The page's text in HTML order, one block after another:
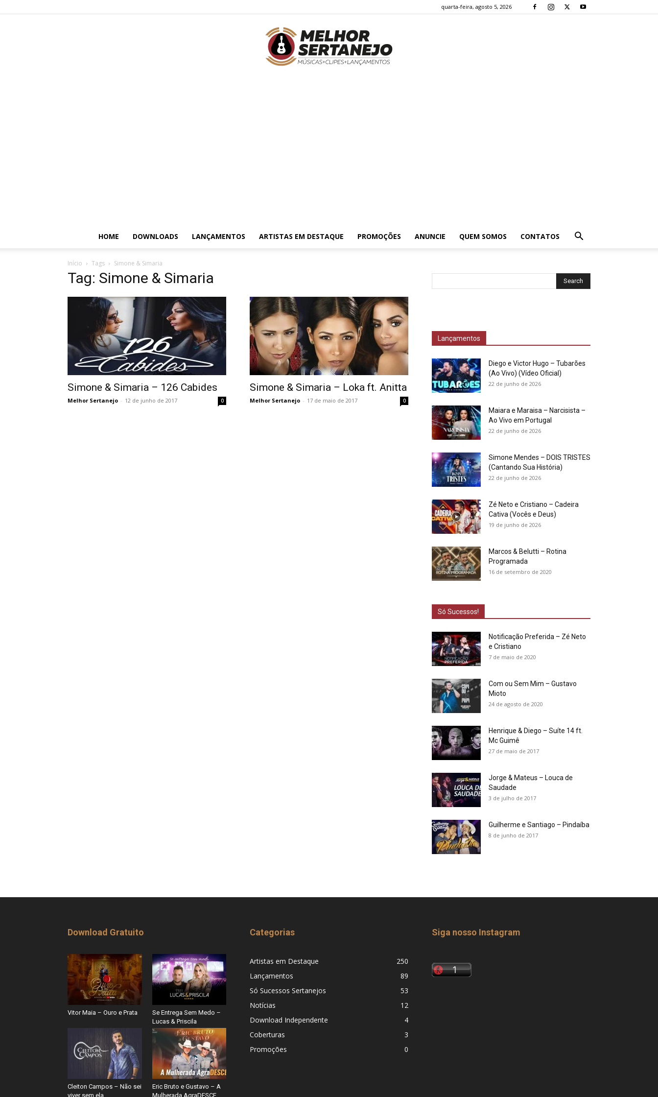
quarta-feira, agosto 5, 2026
HOME DOWNLOADS LANÇAMENTOS ARTISTAS EM DESTAQUE PROMOÇÕES ANUNCIE QUEM SOMOS CONTATOS
Início Tags Simone & Simaria
Tag: Simone & Simaria
Simone & Simaria – 126 Cabides
Melhor Sertanejo - 12 de junho de 2017 0
Simone & Simaria – Loka ft. Anitta
Melhor Sertanejo - 17 de maio de 2017 0
Lançamentos
Diego e Victor Hugo – Tubarões
(Ao Vivo) (Vídeo Oficial)
22 de junho de 2026
Maiara e Maraisa – Narcisista –
Ao Vivo em Portugal
22 de junho de 2026
Simone Mendes – DOIS TRISTES
(Cantando Sua História)
22 de junho de 2026
Zé Neto e Cristiano – Cadeira
Cativa (Vocês e Deus)
19 de junho de 2026
Marcos & Belutti – Rotina
Programada
16 de setembro de 2020
Só Sucessos!
Notificação Preferida – Zé Neto
e Cristiano
7 de maio de 2020
Com ou Sem Mim – Gustavo
Mioto
24 de agosto de 2020
Henrique & Diego – Suíte 14 ft.
Mc Guimê
27 de maio de 2017
Jorge & Mateus – Louca de
Saudade
3 de julho de 2017
Guilherme e Santiago – Pindaíba
8 de junho de 2017
Download Gratuito
Vitor Maia – Ouro e Prata
Se Entrega Sem Medo –
Lucas & Priscila
Cleiton Campos – Não sei
viver sem ela
Eric Bruto e Gustavo – A
Mulherada AgraDESCE
Categorias
Artistas em Destaque
250
Lançamentos
89
Só Sucessos Sertanejos
53
Notícias
12
Download Independente
4
Coberturas
3
Promoções
0
Siga nosso Instagram